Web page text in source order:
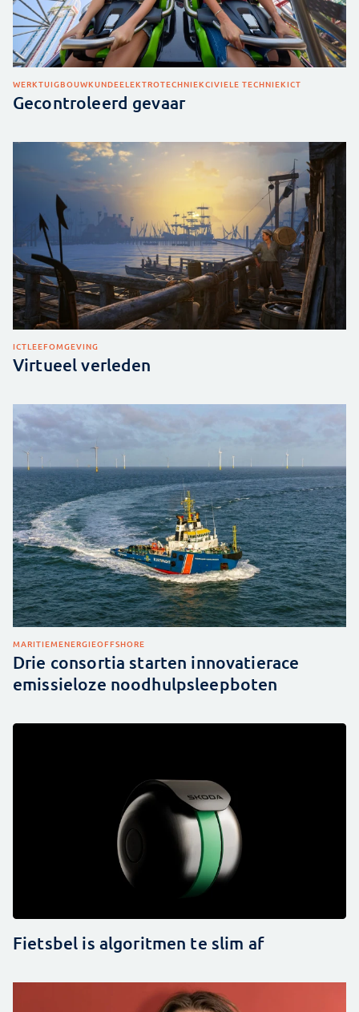
WERKTUIGBOUWKUNDEELEKTROTECHNIEKCIVIELE TECHNIEKICT
Gecontroleerd gevaar
ICTLEEFOMGEVING
Virtueel verleden
MARITIEMENERGIEOFFSHORE
Drie consortia starten innovatierace
emissieloze noodhulpsleepboten
Fietsbel is algoritmen te slim af